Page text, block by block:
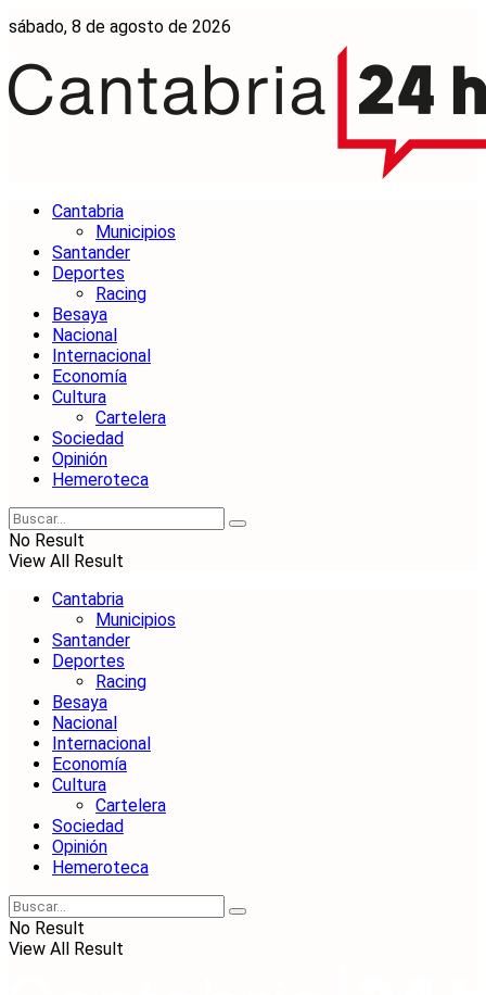
sábado, 8 de agosto de 2026
Cantabria
Municipios
Santander
Deportes
Racing
Besaya
Nacional
Internacional
Economía
Cultura
Cartelera
Sociedad
Opinión
Hemeroteca
No Result
View All Result
Cantabria
Municipios
Santander
Deportes
Racing
Besaya
Nacional
Internacional
Economía
Cultura
Cartelera
Sociedad
Opinión
Hemeroteca
No Result
View All Result